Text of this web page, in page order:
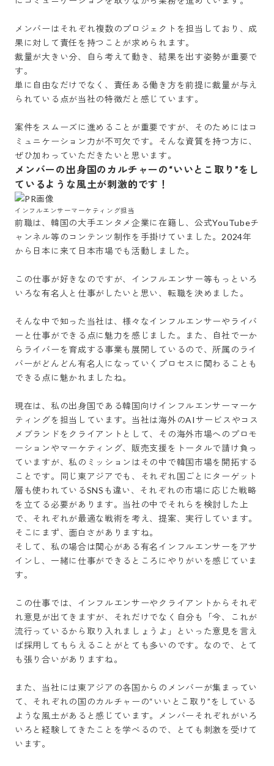
メンバーはそれぞれ複数のプロジェクトを担当しており、成
果に対して責任を持つことが求められます。
裁量が大きい分、自ら考えて動き、結果を出す姿勢が重要で
す。
単に自由なだけでなく、責任ある働き方を前提に裁量が与え
られている点が当社の特徴だと感じています。
案件をスムーズに進めることが重要ですが、そのためにはコ
ミュニケーション力が不可欠です。そんな資質を持つ方に、
ぜひ加わっていただきたいと思います。
メンバーの出身国のカルチャーの“いいとこ取り”をし
ているような風土が刺激的です！
前職は、韓国の大手エンタメ企業に在籍し、公式YouTubeチ
ャンネル等のコンテンツ制作を手掛けていました。2024年
から日本に来て日本市場でも活動しました。
この仕事が好きなのですが、インフルエンサー等もっといろ
いろな有名人と仕事がしたいと思い、転職を決めました。
そんな中で知った当社は、様々なインフルエンサーやライバ
ーと仕事ができる点に魅力を感じました。また、自社で一か
らライバーを育成する事業も展開しているので、所属のライ
バーがどんどん有名人になっていくプロセスに関わることも
できる点に魅かれましたね。
現在は、私の出身国である韓国向けインフルエンサーマーケ
ティングを担当しています。当社は海外のAIサービスやコス
メブランドをクライアントとして、その海外市場へのプロモ
ーションやマーケティング、販売支援をトータルで請け負っ
ていますが、私のミッションはその中で韓国市場を開拓する
ことです。同じ東アジアでも、それぞれ国ごとにターゲット
層も使われているSNSも違い、それぞれの市場に応じた戦略
を立てる必要があります。当社の中でそれらを検討した上
で、それぞれが最適な戦術を考え、提案、実行しています。
そこにまず、面白さがありますね。
そして、私の場合は関心がある有名インフルエンサーをアサ
インし、一緒に仕事ができるところにやりがいを感じていま
す。
この仕事では、インフルエンサーやクライアントからそれぞ
れ意見が出てきますが、それだけでなく自分も「今、これが
流行っているから取り入れましょうよ」といった意見を言え
ば採用してもらえることがとても多いのです。なので、とて
も張り合いがありますね。
また、当社には東アジアの各国からのメンバーが集まってい
て、それぞれの国のカルチャーの“いいとこ取り”をしている
ような風土があると感じています。メンバーそれぞれがいろ
いろと経験してきたことを学べるので、とても刺激を受けて
います。